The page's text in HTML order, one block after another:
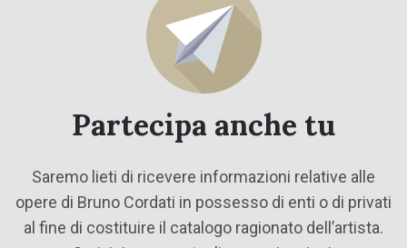
Partecipa anche tu
Saremo lieti di ricevere informazioni relative alle
opere di Bruno Cordati in possesso di enti o di privati
al fine di costituire il catalogo ragionato dell’artista.